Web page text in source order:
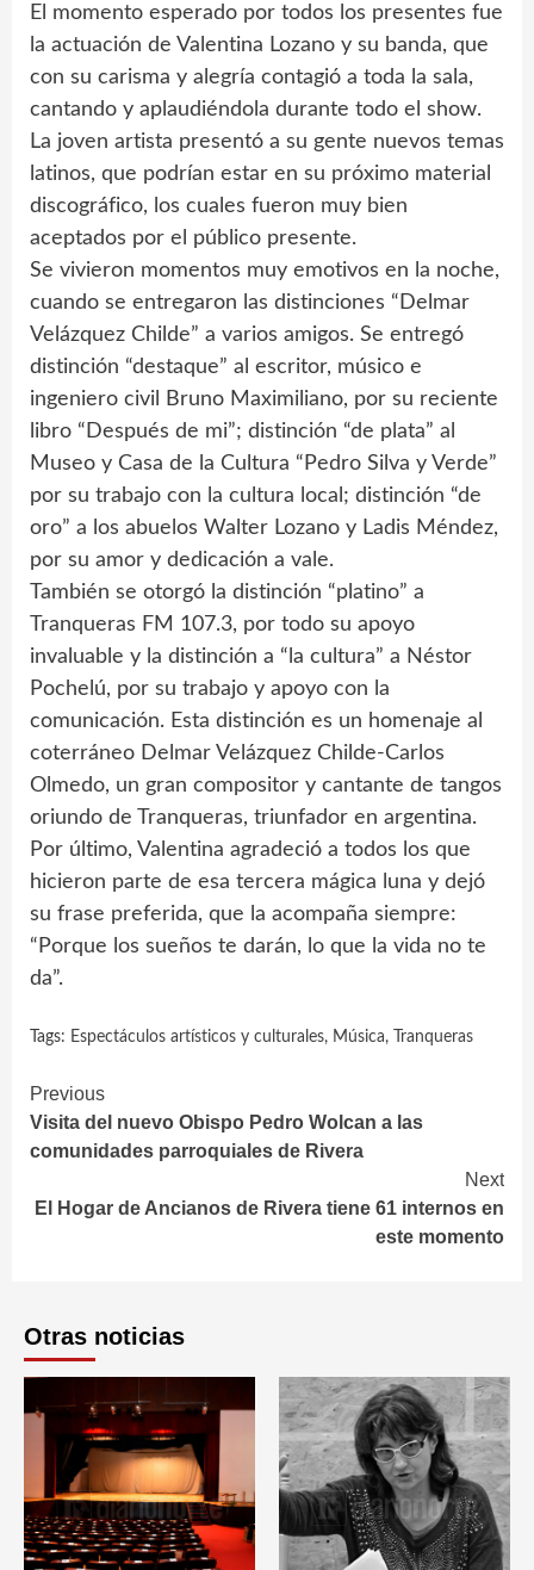
El momento esperado por todos los presentes fue
la actuación de Valentina Lozano y su banda, que
con su carisma y alegría contagió a toda la sala,
cantando y aplaudiéndola durante todo el show.
La joven artista presentó a su gente nuevos temas
latinos, que podrían estar en su próximo material
discográfico, los cuales fueron muy bien
aceptados por el público presente.
Se vivieron momentos muy emotivos en la noche,
cuando se entregaron las distinciones “Delmar
Velázquez Childe” a varios amigos. Se entregó
distinción “destaque” al escritor, músico e
ingeniero civil Bruno Maximiliano, por su reciente
libro “Después de mi”; distinción “de plata” al
Museo y Casa de la Cultura “Pedro Silva y Verde”
por su trabajo con la cultura local; distinción “de
oro” a los abuelos Walter Lozano y Ladis Méndez,
por su amor y dedicación a vale.
También se otorgó la distinción “platino” a
Tranqueras FM 107.3, por todo su apoyo
invaluable y la distinción a “la cultura” a Néstor
Pochelú, por su trabajo y apoyo con la
comunicación. Esta distinción es un homenaje al
coterráneo Delmar Velázquez Childe-Carlos
Olmedo, un gran compositor y cantante de tangos
oriundo de Tranqueras, triunfador en argentina.
Por último, Valentina agradeció a todos los que
hicieron parte de esa tercera mágica luna y dejó
su frase preferida, que la acompaña siempre:
“Porque los sueños te darán, lo que la vida no te
da”.
Tags: Espectáculos artísticos y culturales, Música, Tranqueras
Continue
Reading
Previous
Visita del nuevo Obispo Pedro Wolcan a las
comunidades parroquiales de Rivera
Next
El Hogar de Ancianos de Rivera tiene 61 internos en
este momento
Otras noticias